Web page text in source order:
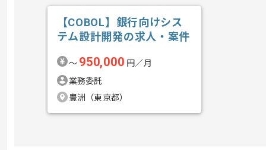
【COBOL】銀行向けシス
テム設計開発の求人・案件
〜 950,000 円／月
業務委託
豊洲（東京都）